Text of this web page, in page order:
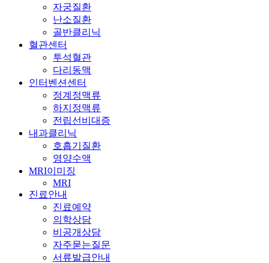
자궁질환
난소질환
골반클리닉
혈관센터
투석혈관
다리동맥
인터벤션센터
정계정맥류
하지정맥류
전립선비대증
내과클리닉
호흡기질환
영양수액
MRI이미징
MRI
진료안내
진료예약
의학상담
비공개상담
자주묻는질문
서류발급안내